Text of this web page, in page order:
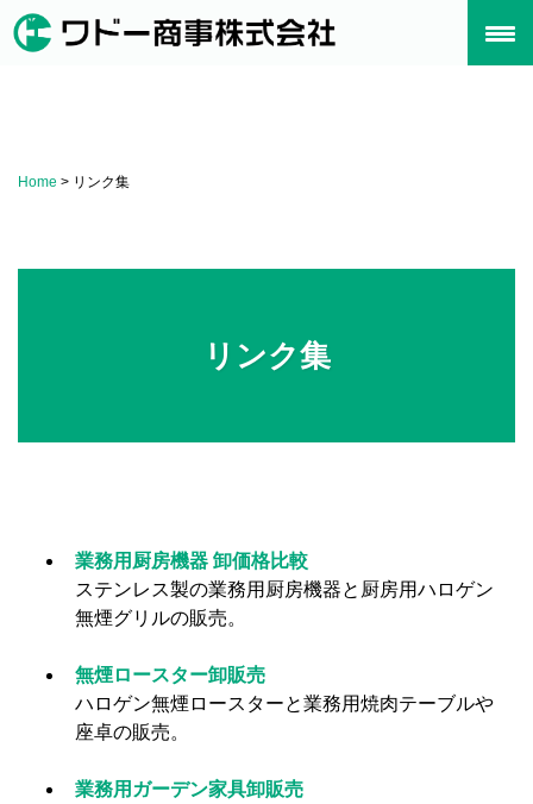
Skip
to
Home > リンク集
リンク集
業務用厨房機器 卸価格比較
ステンレス製の業務用厨房機器と厨房用ハロゲン
無煙グリルの販売。
無煙ロースター卸販売
ハロゲン無煙ロースターと業務用焼肉テーブルや
座卓の販売。
業務用ガーデン家具卸販売